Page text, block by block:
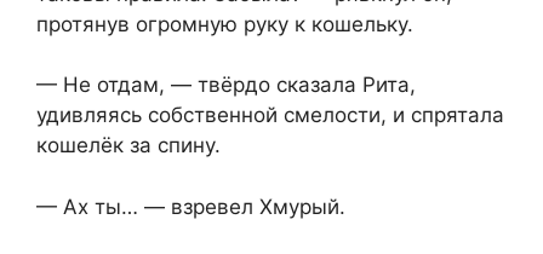
протянув огромную руку к кошельку.
— Не отдам, — твёрдо сказала Рита,
удивляясь собственной смелости, и спрятала
кошелёк за спину.
— Ах ты… — взревел Хмурый.